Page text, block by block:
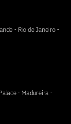
- Rio de Janeiro -
- Madureira -